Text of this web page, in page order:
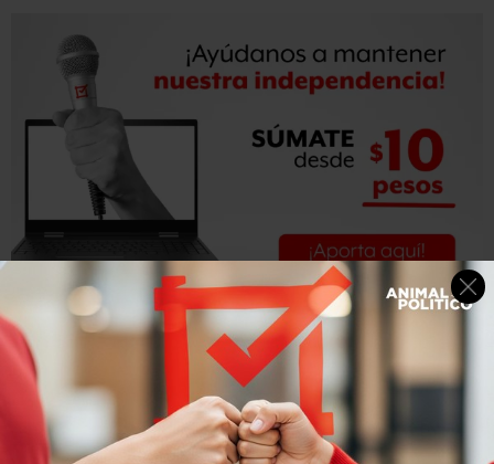
Chivas
llega al encuentro tras vencer 1-0 a Tijuana en un
partido pospuesto correspondiente a la tercera jornada
con lo que llegó a 16 puntos para treparse al liderato
general por encima del Cruz Azul, que tiene 14, y Tigres
que tiene 13.